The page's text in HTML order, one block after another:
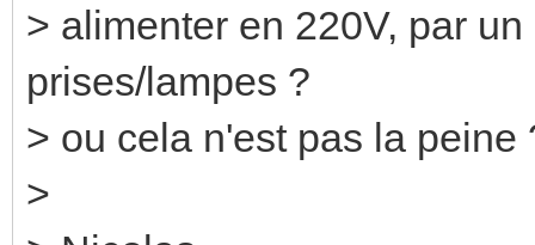
> alimenter en 220V, par
prises/lampes ?
> ou cela n'est pas la peine
>